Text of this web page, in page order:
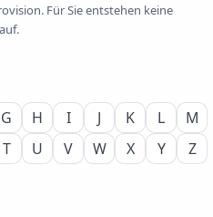
Für Sie entstehen keine
G H I J K L
M
T U V W X Y
Z